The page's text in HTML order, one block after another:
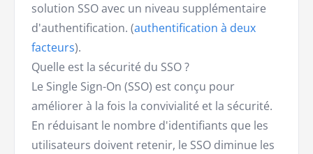
solution SSO avec un niveau supplémentaire
d'authentification. (authentification à deux
facteurs).
Quelle est la sécurité du SSO ?
Le Single Sign-On (SSO) est conçu pour
améliorer à la fois la convivialité et la sécurité.
En réduisant le nombre d'identifiants que les
utilisateurs doivent retenir, le SSO diminue les